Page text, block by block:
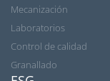
Mecanización
Laboratorios
Control de calidad
Granallado